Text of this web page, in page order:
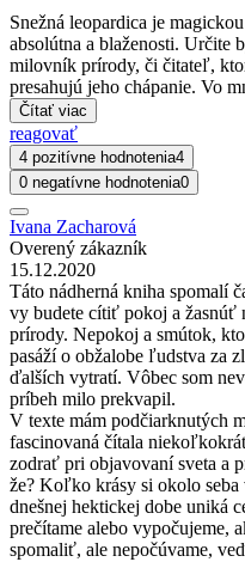
Snežná leopardica je
absolútna a blaženosti. Určite
milovník prírody, či čitateľ,
presahujú jeho chápanie. Vo
Čítať viac
reagovať
4 pozitívne hodnotenia4
0 negatívne hodnotenia0
Ivana Zacharová
Overený zákazník
15.12.2020
Táto nádherná kniha spomalí
vy budete cítiť pokoj a žasnúť
prírody. Nepokoj a smútok,
pasáží o obžalobe ľudstva za
ďalších vytratí. Vôbec som
príbeh milo prekvapil.
V texte mám podčiarknutých
fascinovaná čítala
zodrať pri objavovaní sveta a
že? Koľko krásy si okolo
dnešnej hektickej dobe uniká
prečítame alebo vypočujeme,
spomaliť, ale nepočúvame,